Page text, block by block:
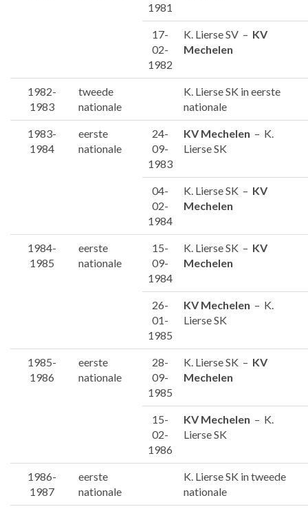
1981
17-
02-
1982
K. Lierse SV – KV
Mechelen
1982-
1983
tweede
nationale
K. Lierse SK in eerste
nationale
1983-
1984
eerste
nationale
24-
09-
1983
KV Mechelen – K.
Lierse SK
04-
02-
1984
K. Lierse SK – KV
Mechelen
1984-
1985
eerste
nationale
15-
09-
1984
K. Lierse SK – KV
Mechelen
26-
01-
1985
KV Mechelen – K.
Lierse SK
1985-
1986
eerste
nationale
28-
09-
1985
K. Lierse SK – KV
Mechelen
15-
02-
1986
KV Mechelen – K.
Lierse SK
1986-
1987
eerste
nationale
K. Lierse SK in tweede
nationale